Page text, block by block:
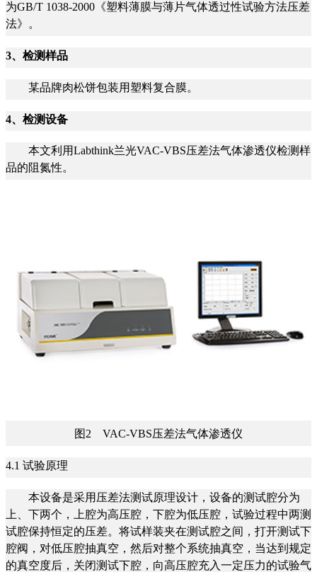
为GB/T 1038-2000《塑料薄膜与薄片气体透过性试验方法压差
法》。
3、检测样品
某品牌肉松饼包装用塑料复合膜。
4、检测设备
本文利用Labthink兰光VAC-VBS压差法气体渗透仪检测样
品的阻氮性。
图2 VAC-VBS压差法气体渗透仪
4.1 试验原理
本设备是采用压差法测试原理设计，设备的测试腔分为
上、下两个，上腔为高压腔，下腔为低压腔，试验过程中两测
试腔保持恒定的压差。将试样装夹在测试腔之间，打开测试下
腔阀，对低压腔抽真空，然后对整个系统抽真空，当达到规定
的真空度后，关闭测试下腔，向高压腔充入一定压力的试验气